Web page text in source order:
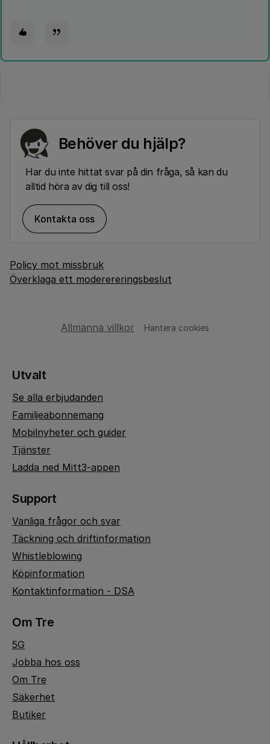
Behöver du hjälp?
Har du inte hittat svar på din fråga, så kan du
alltid höra av dig till oss!
Kontakta oss
Policy mot missbruk
Överklaga ett moderereringsbeslut
Allmänna villkor Hantera cookies
Utvalt
Se alla erbjudanden
Familjeabonnemang
Mobilnyheter och guider
Tjänster
Ladda ned Mitt3-appen
Support
Vanliga frågor och svar
Täckning och driftinformation
Whistleblowing
Köpinformation
Kontaktinformation - DSA
Om Tre
5G
Jobba hos oss
Om Tre
Säkerhet
Butiker